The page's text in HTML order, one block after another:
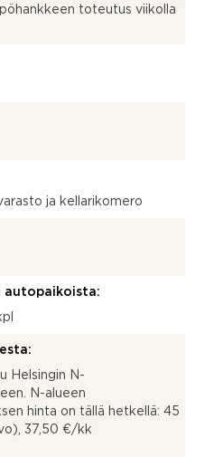
toteutus viikolla
ja kellarikomero
Helsingin N-
N-alueen
hinta on tällä hetkellä: 45
37,50 €/kk